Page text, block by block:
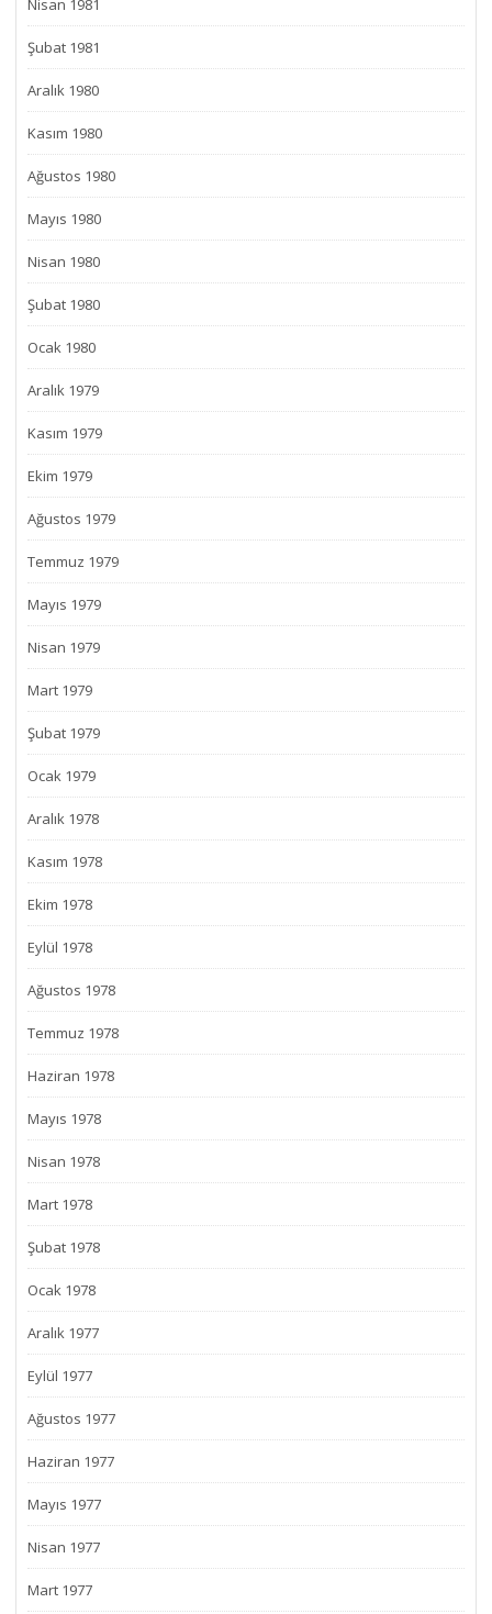
Nisan 1981
Şubat 1981
Aralık 1980
Kasım 1980
Ağustos 1980
Mayıs 1980
Nisan 1980
Şubat 1980
Ocak 1980
Aralık 1979
Kasım 1979
Ekim 1979
Ağustos 1979
Temmuz 1979
Mayıs 1979
Nisan 1979
Mart 1979
Şubat 1979
Ocak 1979
Aralık 1978
Kasım 1978
Ekim 1978
Eylül 1978
Ağustos 1978
Temmuz 1978
Haziran 1978
Mayıs 1978
Nisan 1978
Mart 1978
Şubat 1978
Ocak 1978
Aralık 1977
Eylül 1977
Ağustos 1977
Haziran 1977
Mayıs 1977
Nisan 1977
Mart 1977